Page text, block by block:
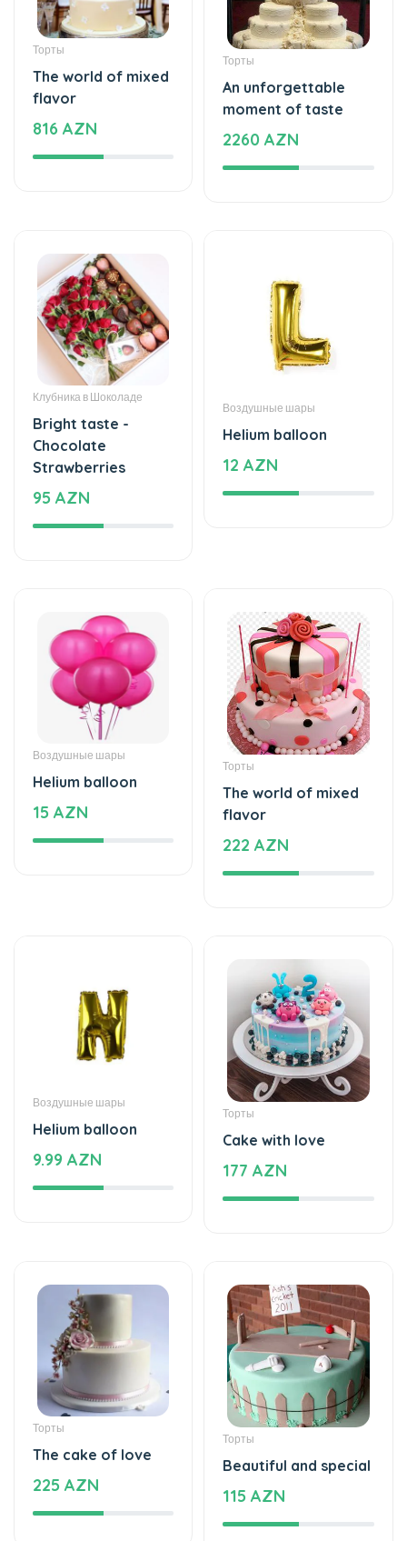
Торты
The world of mixed
flavor
816 AZN
Торты
An unforgettable
moment of taste
2260 AZN
Клубника в Шоколаде
Bright taste -
Chocolate
Strawberries
95 AZN
Воздушные шары
Helium balloon
12 AZN
Воздушные шары
Helium balloon
15 AZN
Торты
The world of mixed
flavor
222 AZN
Воздушные шары
Helium balloon
9.99 AZN
Торты
Cake with love
177 AZN
Торты
The cake of love
225 AZN
Торты
Beautiful and special
115 AZN